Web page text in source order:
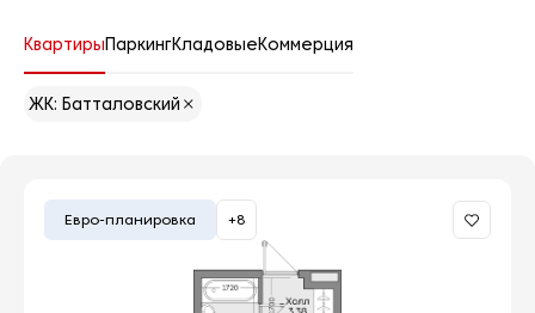
КвартирыПаркингКладовыеКоммерция
ЖК: Батталовский
Евро-планировка +8